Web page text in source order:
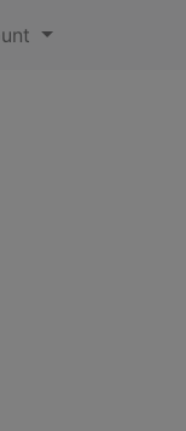
will be